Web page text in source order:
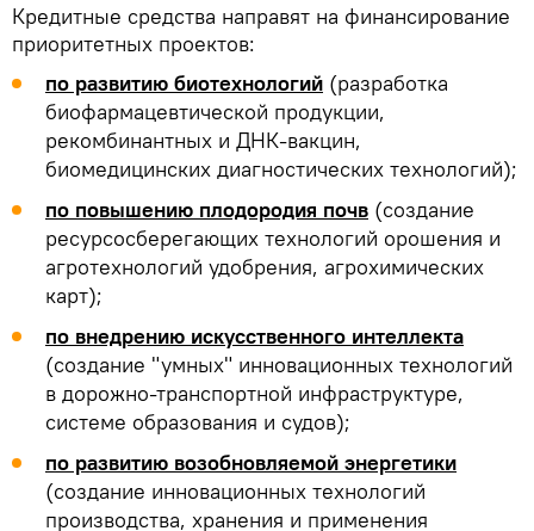
Кредитные средства направят на финансирование
приоритетных проектов:
по развитию биотехнологий (разработка
биофармацевтической продукции,
рекомбинантных и ДНК-вакцин,
биомедицинских диагностических технологий);
по повышению плодородия почв (создание
ресурсосберегающих технологий орошения и
агротехнологий удобрения, агрохимических
карт);
по внедрению искусственного интеллекта
(создание "умных" инновационных технологий
в дорожно-транспортной инфраструктуре,
системе образования и судов);
по развитию возобновляемой энергетики
(создание инновационных технологий
производства, хранения и применения